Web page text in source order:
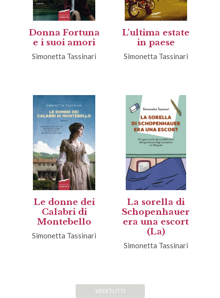
Donna Fortuna
e i suoi amori
Simonetta Tassinari
L'ultima estate
in paese
Simonetta Tassinari
Le donne dei
Calabri di
Montebello
Simonetta Tassinari
La sorella di
Schopenhauer
era una escort
(La)
Simonetta Tassinari
VEDI TUTTI